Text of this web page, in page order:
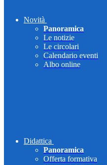
Novità
Panoramica
Le notizie
Le circolari
Calendario eventi
Albo online
Didattica
Panoramica
Offerta formativa